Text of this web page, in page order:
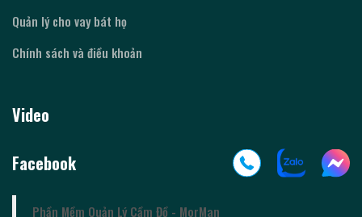
Quản lý cho vay bát họ
Chính sách và điều khoản
Video
Facebook
Phần Mềm Quản Lý Cầm Đồ - MorMan